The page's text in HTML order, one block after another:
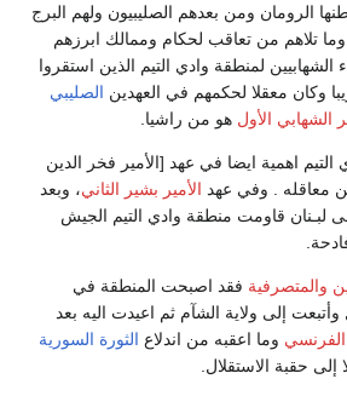
الرومان ومن بعدهم الصليبيون ولهم البرج
وما تلاهم من تعاقب لحكام وممالك ابرزهم
الشهابيين لمنطقة وادي التيم الذين استقروا
الصليبي
الشهابي الأول هو من راشيا.
اهمية ايضا في عهد [الأمير فخر الدين
معاقله . وفي عهد الأمير بشير الثاني، وبعد
قاومت منطقة وادي التيم الجيش
والمتصرفية فقد اصبحت المنطقة في
وأتبعت إلى ولاية الشآم ثم اعيدت اليه بعد
الفرنسي وما اعقبه من اندلاع الثورة السورية